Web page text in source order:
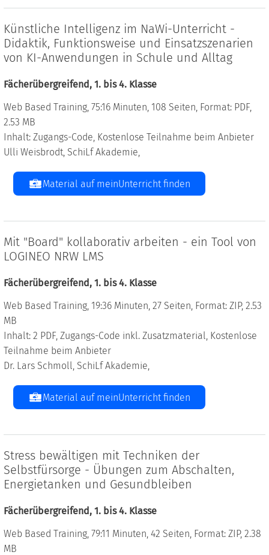
Künstliche Intelligenz im NaWi-Unterricht -
Didaktik, Funktionsweise und Einsatzszenarien
von KI-Anwendungen in Schule und Alltag
Fächerübergreifend, 1. bis 4. Klasse
Web Based Training, 75:16 Minuten, 108 Seiten, Format: PDF,
2.53 MB
Inhalt: Zugangs-Code, Kostenlose Teilnahme beim Anbieter
Ulli Weisbrodt, SchiLf Akademie,
Material auf meinUnterricht finden
Mit "Board" kollaborativ arbeiten - ein Tool von
LOGINEO NRW LMS
Fächerübergreifend, 1. bis 4. Klasse
Web Based Training, 19:36 Minuten, 27 Seiten, Format: ZIP, 2.53
MB
Inhalt: 2 PDF, Zugangs-Code inkl. Zusatzmaterial, Kostenlose
Teilnahme beim Anbieter
Dr. Lars Schmoll, SchiLf Akademie,
Material auf meinUnterricht finden
Stress bewältigen mit Techniken der
Selbstfürsorge - Übungen zum Abschalten,
Energietanken und Gesundbleiben
Fächerübergreifend, 1. bis 4. Klasse
Web Based Training, 79:11 Minuten, 42 Seiten, Format: ZIP, 2.38
MB